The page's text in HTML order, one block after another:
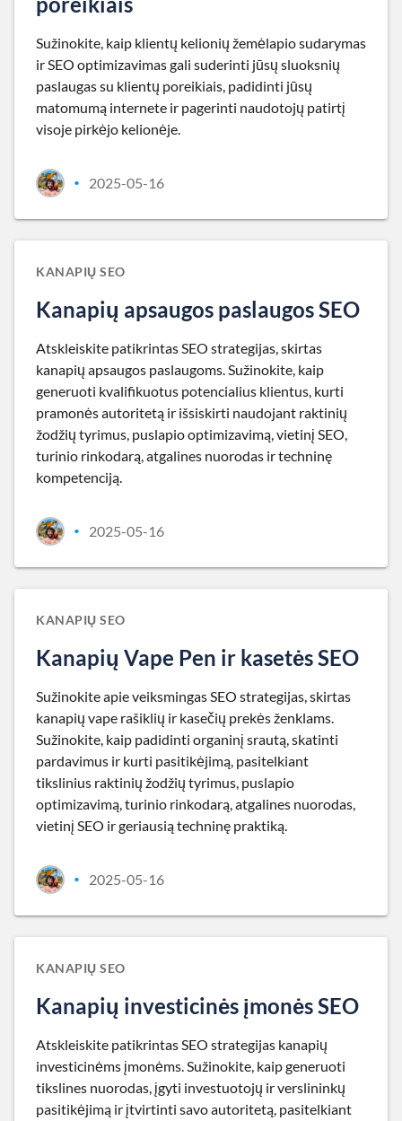
Sužinokite, kaip klientų kelionių žemėlapio sudarymas
ir SEO optimizavimas gali suderinti jūsų sluoksnių
paslaugas su klientų poreikiais, padidinti jūsų
matomumą internete ir pagerinti naudotojų patirtį
visoje pirkėjo kelionėje.
• 2025-05-16
KANAPIŲ SEO
Kanapių apsaugos paslaugos SEO
Atskleiskite patikrintas SEO strategijas, skirtas
kanapių apsaugos paslaugoms. Sužinokite, kaip
generuoti kvalifikuotus potencialius klientus, kurti
pramonės autoritetą ir išsiskirti naudojant raktinių
žodžių tyrimus, puslapio optimizavimą, vietinį SEO,
turinio rinkodarą, atgalines nuorodas ir techninę
kompetenciją.
• 2025-05-16
KANAPIŲ SEO
Kanapių Vape Pen ir kasetės SEO
Sužinokite apie veiksmingas SEO strategijas, skirtas
kanapių vape rašiklių ir kasečių prekės ženklams.
Sužinokite, kaip padidinti organinį srautą, skatinti
pardavimus ir kurti pasitikėjimą, pasitelkiant
tikslinius raktinių žodžių tyrimus, puslapio
optimizavimą, turinio rinkodarą, atgalines nuorodas,
vietinį SEO ir geriausią techninę praktiką.
• 2025-05-16
KANAPIŲ SEO
Kanapių investicinės įmonės SEO
Atskleiskite patikrintas SEO strategijas kanapių
investicinėms įmonėms. Sužinokite, kaip generuoti
tikslines nuorodas, įgyti investuotojų ir verslininkų
pasitikėjimą ir įtvirtinti savo autoritetą, pasitelkiant